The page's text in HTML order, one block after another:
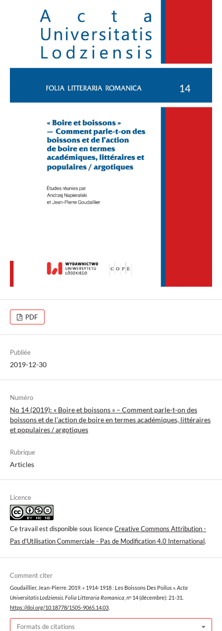
PDF
Publiée
2019-12-30
Numéro
No 14 (2019): « Boire et boissons » – Comment parle-t-on des
boissons et de l’action de boire en termes académiques, littéraires
et populaires / argotiques
Rubrique
Articles
Licence
Ce travail est disponible sous licenceCreative Commons Attribution -
Pas d'Utilisation Commerciale - Pas de Modification 4.0 International.
Comment citer
Goudaillier, Jean-Pierre. 2019. « 1914-1918 : Les Boissons Des Poilus ». Acta
Universitatis Lodziensis. Folia Litteraria Romanica , nᵒ 14 (décembre): 21-31.
https://doi.org/10.18778/1505-9065.14.03
Formats de citations